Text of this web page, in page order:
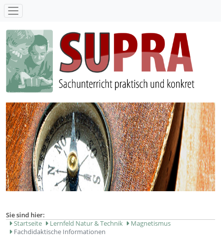
SUPRA - Sachunterricht praktisch und konkret
Sie sind hier:
Startseite
Lernfeld Natur & Technik
Magnetismus
Fachdidaktische Informationen